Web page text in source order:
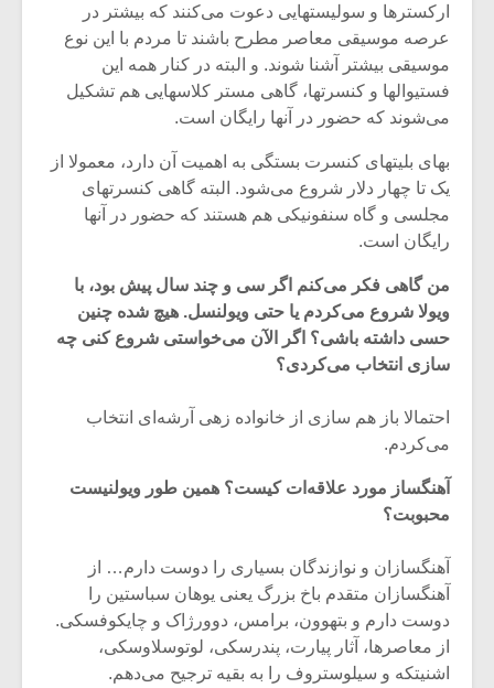
ارکسترها و سولیستهایی دعوت می‌کنند که بیشتر در
عرصه موسیقی معاصر مطرح باشند تا مردم با این نوع
موسیقی بیشتر آشنا شوند. و البته در کنار همه این
فستیوالها و کنسرتها، گاهی مستر کلاسهایی هم تشکیل
می‌شوند که حضور در آنها رایگان است.
بهای بلیتهای کنسرت بستگی به اهمیت آن دارد، معمولا از
یک تا چهار دلار شروع می‌شود. البته گاهی کنسرتهای
مجلسی و گاه سنفونیکی هم هستند که حضور در آنها
رایگان است.
من گاهی فکر می‌کنم اگر سی و چند سال پیش بود، با
ویولا شروع می‌کردم یا حتی ویولنسل. هیچ شده چنین
حسی داشته باشی؟ اگر الآن می‌خواستی شروع کنی چه
سازی انتخاب می‌کردی؟
احتمالا باز هم سازی از خانواده زهی آرشه‌ای انتخاب
می‌کردم.
آهنگساز مورد علاقه‌ات کیست؟ همین طور ویولنیست
محبوبت؟
آهنگسازان و نوازندگان بسیاری را دوست دارم… از
آهنگسازان متقدم باخ بزرگ یعنی یوهان سباستین را
دوست دارم و بتهوون، برامس، دوورژاک و چایکوفسکی.
از معاصرها، آثار پیارت، پندرسکی، لوتوسلاوسکی،
اشنیتکه و سیلوستروف را به بقیه ترجیح می‌دهم.
یادداشتی بر موسیقی
متن فیلم «متری
شیش و نیم»
اگر نمی توانی
مشهورترین باشی،
برگزار